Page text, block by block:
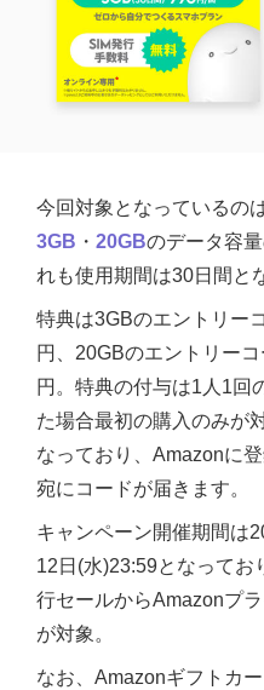
今回対象となっているの
3GB ・ 20GBのデータ容
れも使用期間は30日間と
特典は3GBのエントリー
円、20GBのエントリー
円。特典の付与は1人1回
た場合最初の購入のみが
なっており、Amazonに
宛にコードが届きます。
キャンペーン開催期間は
12日(水)23:59となってお
行セールからAmazonプ
が対象。
なお、Amazonギフトカ